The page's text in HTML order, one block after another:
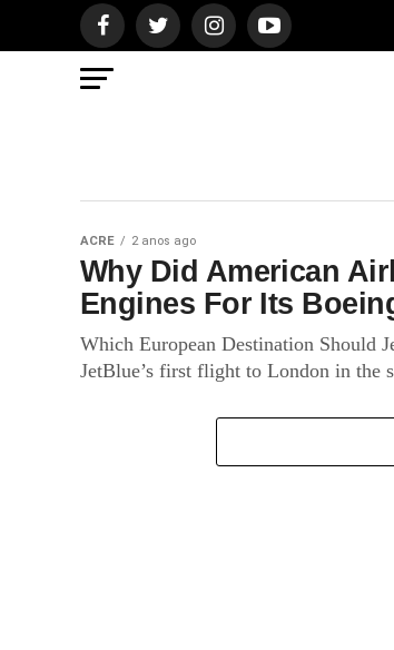
ACRE 2 anos ago
Why Did American
Engines For Its
Which European Destination Should
JetBlue’s first flight to London in the